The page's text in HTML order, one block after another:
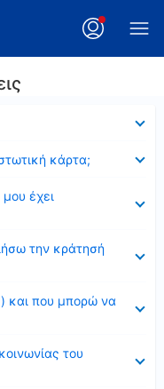
κάρτα;
έχει
την κράτησή
και που μπορώ να
του